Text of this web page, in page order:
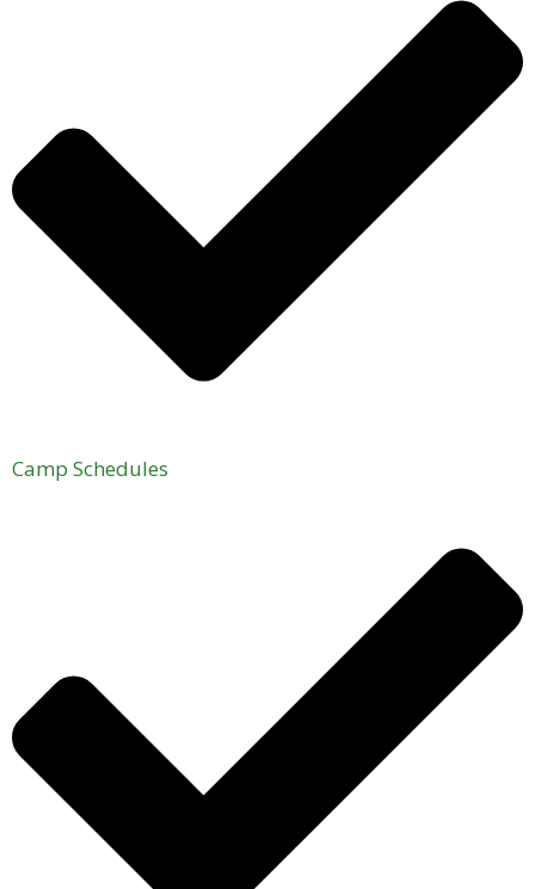
Camp Schedules